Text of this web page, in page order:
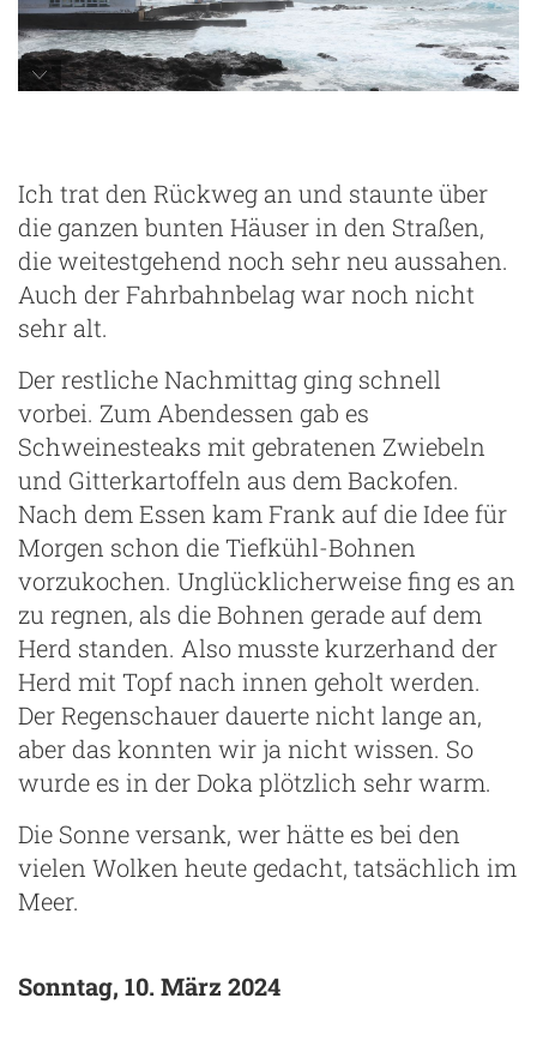
Ich trat den Rückweg an und staunte über
die ganzen bunten Häuser in den Straßen,
die weitestgehend noch sehr neu aussahen.
Auch der Fahrbahnbelag war noch nicht
sehr alt.
Der restliche Nachmittag ging schnell
vorbei. Zum Abendessen gab es
Schweinesteaks mit gebratenen Zwiebeln
und Gitterkartoffeln aus dem Backofen.
Nach dem Essen kam Frank auf die Idee für
Morgen schon die Tiefkühl-Bohnen
vorzukochen. Unglücklicherweise fing es an
zu regnen, als die Bohnen gerade auf dem
Herd standen. Also musste kurzerhand der
Herd mit Topf nach innen geholt werden.
Der Regenschauer dauerte nicht lange an,
aber das konnten wir ja nicht wissen. So
wurde es in der Doka plötzlich sehr warm.
Die Sonne versank, wer hätte es bei den
vielen Wolken heute gedacht, tatsächlich im
Meer.
Sonntag, 10. März 2024